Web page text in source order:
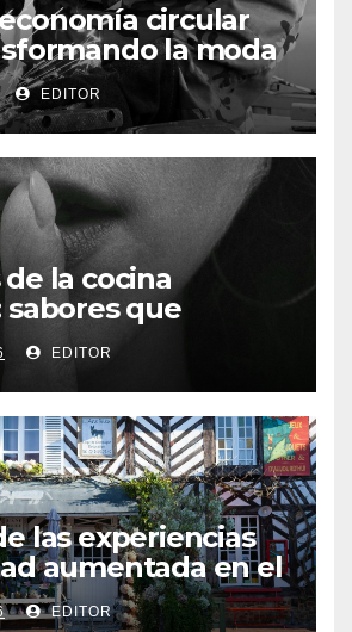
circular
la moda
EDITOR
la cocina
sabores que
EDITOR
las experiencias
aumentada en el
EDITOR